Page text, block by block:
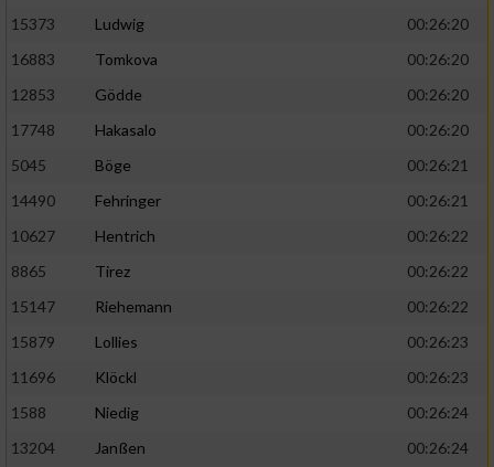
15373
Ludwig
00:26:20
16883
Tomkova
00:26:20
12853
Gödde
00:26:20
17748
Hakasalo
00:26:20
5045
Böge
00:26:21
14490
Fehringer
00:26:21
10627
Hentrich
00:26:22
8865
Tirez
00:26:22
15147
Riehemann
00:26:22
15879
Lollies
00:26:23
11696
Klöckl
00:26:23
1588
Niedig
00:26:24
13204
Janßen
00:26:24